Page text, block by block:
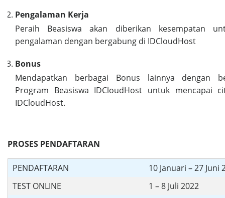
Pengalaman Kerja
Peraih Beasiswa akan diberikan kesempatan
pengalaman dengan bergabung di IDCloudHost
Bonus
Mendapatkan berbagai Bonus lainnya dengan
Program Beasiswa IDCloudHost untuk mencapai
IDCloudHost.
PROSES PENDAFTARAN
PENDAFTARAN
10 Januari – 27 Juni
TEST ONLINE
1 – 8 Juli 2022